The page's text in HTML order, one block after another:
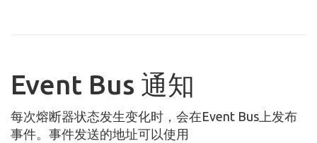
Event Bus 通知
每次熔断器状态发生变化时，会在Event Bus上发布
事件。事件发送的地址可以使用